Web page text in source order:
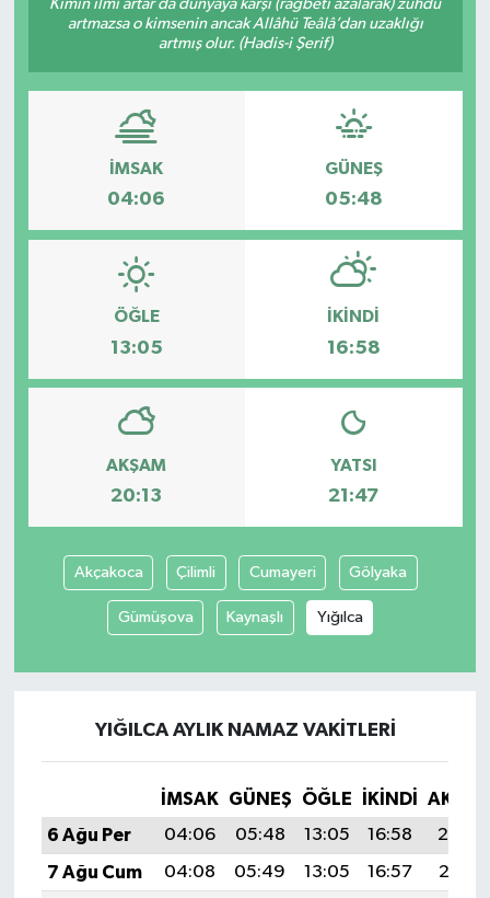
Kimin ilmi artar da dünyaya karşı (rağbeti azalarak) zühdü
artmazsa o kimsenin ancak Allâhü Teâlâ’dan uzaklığı
artmış olur. (Hadis-i Şerif)
İMSAK
04:06
GÜNEŞ
05:48
ÖĞLE
13:05
İKINDI
16:58
AKŞAM
20:13
YATSI
21:47
Akçakoca Çilimli Cumayeri Gölyaka
Gümüşova Kaynaşlı Yığılca
YIĞILCA AYLIK NAMAZ VAKITLERI
İMSAK GÜNEŞ ÖĞLE İKINDI
6 Ağu Per
04:06 05:48 13:05 16:58
20:13
7 Ağu Cum
04:08 05:49 13:05 16:57
20:11
Haber Arşivi